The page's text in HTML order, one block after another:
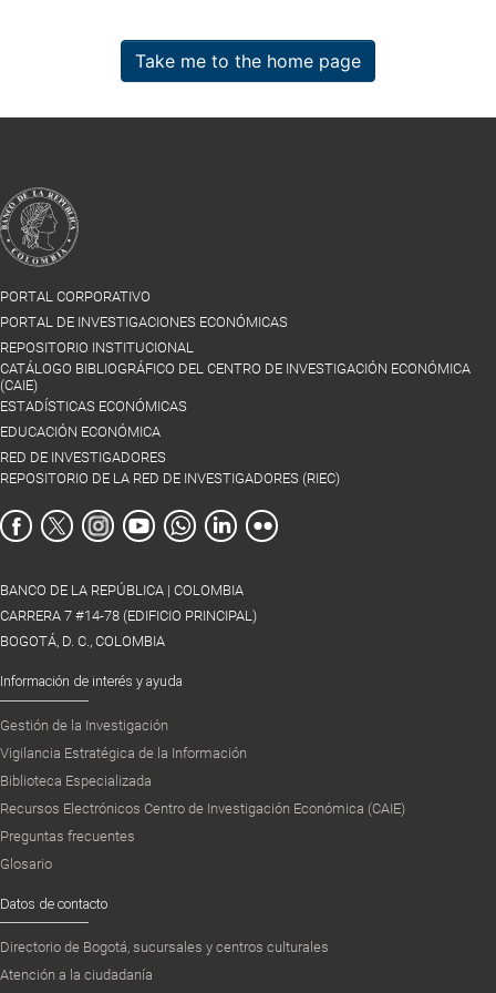
Take me to the home page
PORTAL CORPORATIVO
PORTAL DE INVESTIGACIONES ECONÓMICAS
REPOSITORIO INSTITUCIONAL
CATÁLOGO BIBLIOGRÁFICO DEL CENTRO DE INVESTIGACIÓN ECONÓMICA
(CAIE)
ESTADÍSTICAS ECONÓMICAS
EDUCACIÓN ECONÓMICA
RED DE INVESTIGADORES
REPOSITORIO DE LA RED DE INVESTIGADORES (RIEC)
BANCO DE LA REPÚBLICA | COLOMBIA
CARRERA 7 #14-78 (EDIFICIO PRINCIPAL)
BOGOTÁ, D. C., COLOMBIA
Información de interés y ayuda
Gestión de la Investigación
Vigilancia Estratégica de la Información
Biblioteca Especializada
Recursos Electrónicos Centro de Investigación Económica (CAIE)
Preguntas frecuentes
Glosario
Datos de contacto
Directorio de Bogotá, sucursales y centros culturales
Atención a la ciudadanía